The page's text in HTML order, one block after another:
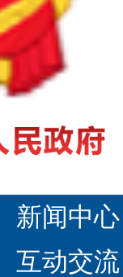
新闻中心
互动交流